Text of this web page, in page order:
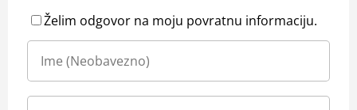
Želim odgovor na moju povratnu informaciju.